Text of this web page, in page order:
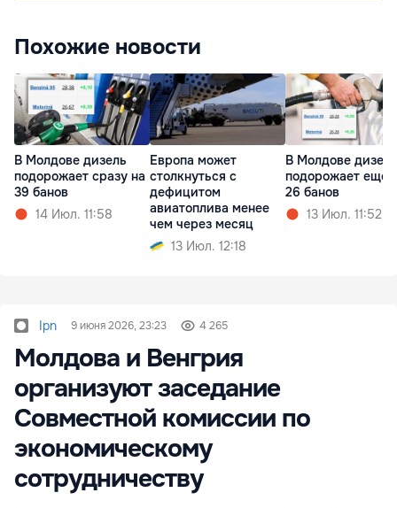
Похожие новости
В Молдове дизель
подорожает сразу на
39 банов
14 Июл. 11:58
Европа может
столкнуться с
дефицитом
авиатоплива менее
чем через месяц
13 Июл. 12:18
В Молдове дизель
подорожает еще
26 банов
13 Июл. 11:52
Ipn 9 июня 2026, 23:23 4 265
Молдова и Венгрия
организуют заседание
Совместной комиссии по
экономическому
сотрудничеству